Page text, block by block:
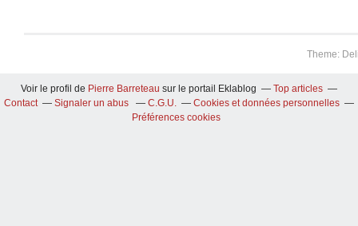
Theme:
Voir le profil de Pierre Barreteau sur le portail Eklablog
Top articles
Contact
Signaler un abus C.G.U.
Cookies et données personnelles
Préférences cookies